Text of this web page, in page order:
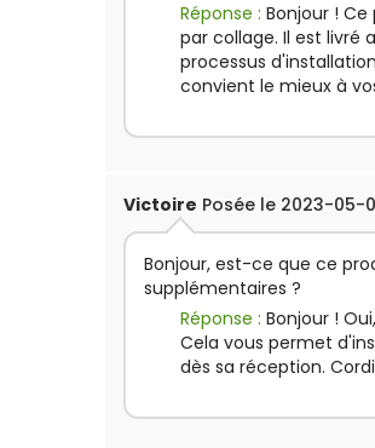
Réponse : Bonjour !
par collage. Il est livré
processus
convient le mieux à
Victoire Posée le 2023-05-
Bonjour, est-ce que ce
supplémentaires ?
Réponse : Bonjour !
Cela vous permet
dès sa réception.